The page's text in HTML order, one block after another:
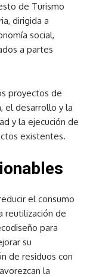
de Turismo
dirigida a
social,
a partes
proyectos de
el desarrollo y la
y la ejecución de
existentes.
el consumo
reutilización de
para
su
de residuos con
la